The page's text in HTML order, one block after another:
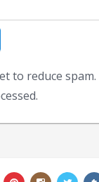
to reduce spam.